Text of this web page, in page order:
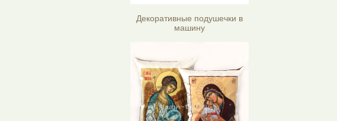
Декоративные подушечки в
машину